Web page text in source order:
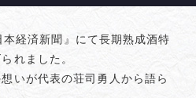
経済新聞』にて長期熟成酒特
れました。
いが代表の荘司勇人から語ら